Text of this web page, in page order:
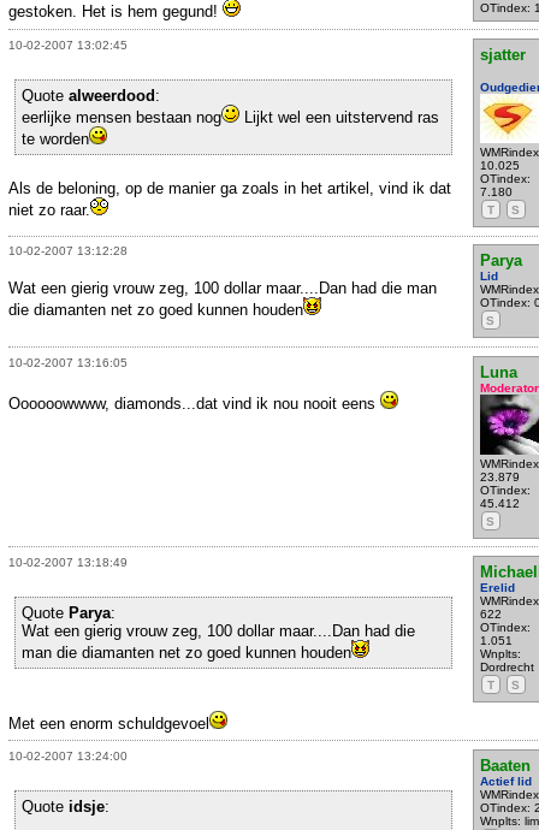
OTindex:
gestoken. Het is hem gegund!
10-02-2007 13:02:45
sjatter
10.025
OTindex:
7.180
T
S
Quote alweerdood :
eerlijke mensen bestaan nog
Lijkt wel een uitstervend ras
te worden
Als de beloning, op de manier ga zoals in het artikel, vind ik dat
niet zo raar.
10-02-2007 13:12:28
Parya
Lid
OTindex:
S
Wat een gierig vrouw zeg, 100 dollar maar....Dan had die man
die diamanten net zo goed kunnen houden
10-02-2007 13:16:05
Luna
Moderator
23.879
OTindex:
45.412
S
Oooooowwww, diamonds...dat vind ik nou nooit eens
10-02-2007 13:18:49
Erelid
622
OTindex:
1.051
Wnplts:
Dordrecht
T
S
Quote Parya:
Wat een gierig vrouw zeg, 100 dollar maar....Dan had die
man die diamanten net zo goed kunnen houden
Met een enorm schuldgevoel
10-02-2007 13:24:00
Baaten
Actief lid
OTindex:
Wnplts:
Quote idsje: